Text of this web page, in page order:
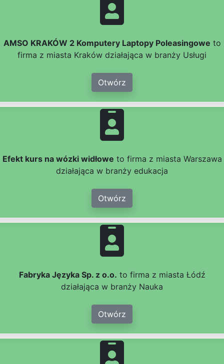
AMSO KRAKÓW 2 Komputery Laptopy Poleasingowe to
firma z miasta Kraków działająca w branży Usługi
Otwórz
Efekt kurs na wózki widłowe to firma z miasta Warszawa
działająca w branży edukacja
Otwórz
Fabryka Języka Sp. z o.o. to firma z miasta Łódź
działająca w branży Nauka
Otwórz